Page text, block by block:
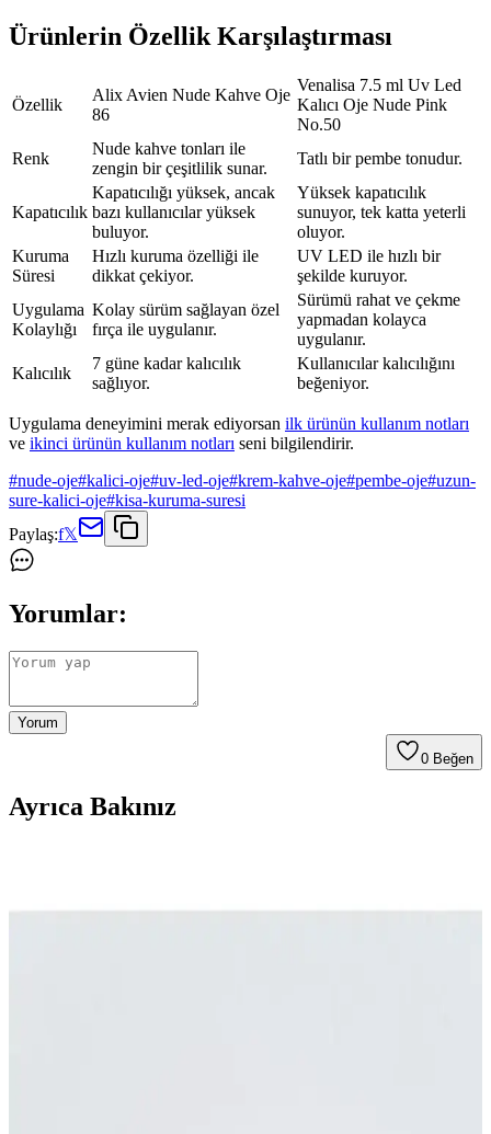
Ürünlerin Özellik Karşılaştırması
Özellik
Alix Avien Nude Kahve Oje
86
Venalisa 7.5 ml Uv Led
Kalıcı Oje Nude Pink
No.50
Renk
Nude kahve tonları ile
zengin bir çeşitlilik sunar.
Tatlı bir pembe tonudur.
Kapatıcılık
Kapatıcılığı yüksek, ancak
bazı kullanıcılar yüksek
buluyor.
Yüksek kapatıcılık
sunuyor, tek katta yeterli
oluyor.
Kuruma
Süresi
Hızlı kuruma özelliği ile
dikkat çekiyor.
UV LED ile hızlı bir
şekilde kuruyor.
Uygulama
Kolaylığı
Kolay sürüm sağlayan özel
fırça ile uygulanır.
Sürümü rahat ve çekme
yapmadan kolayca
uygulanır.
Kalıcılık
7 güne kadar kalıcılık
sağlıyor.
Kullanıcılar kalıcılığını
beğeniyor.
Uygulama deneyimini merak ediyorsan ilk ürünün kullanım notları
ve ikinci ürünün kullanım notları seni bilgilendirir.
#nude-oje#kalici-oje#uv-led-oje#krem-kahve-oje#pembe-oje#uzun-
sure-kalici-oje#kisa-kuruma-suresi
Paylaş:f𝕏
Yorumlar:
Yorum
0 Beğen
Ayrıca Bakınız